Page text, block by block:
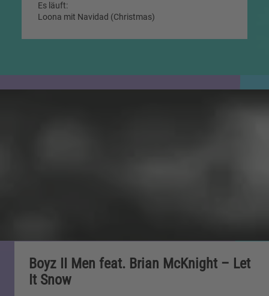
Es läuft:
Loona mit Navidad (Christmas)
Boyz II Men feat. Brian McKnight – Let
It Snow